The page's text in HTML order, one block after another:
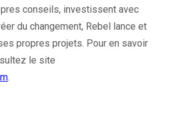
conseils, investissent avec
du changement, Rebel lance et
propres projets. Pour en savoir
le site
.